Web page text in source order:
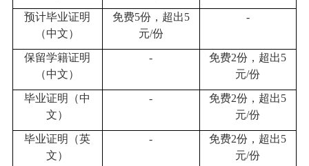
预计毕业证明
（中文）
免费5份，超出5
元/份
-
保留学籍证明
（中文）
- 免费2份，超出5
元/份
毕业证明（中
文）
- 免费2份，超出5
元/份
毕业证明（英
文）
- 免费2份，超出5
元/份